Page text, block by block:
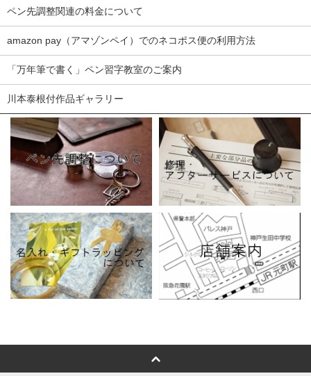
ペン先調整関連の料金について
amazon pay（アマゾンペイ）でのネコポス便の利用方法
「万年筆で書く」ペン習字教室のご案内
川本泰根付作品ギャラリー